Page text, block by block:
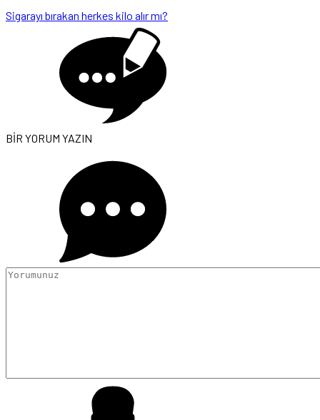
Sigarayı bırakan herkes kilo alır mı?
BİR YORUM YAZIN